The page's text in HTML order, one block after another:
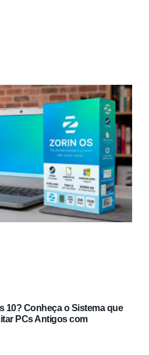
10? Conheça o Sistema que
PCs Antigos com